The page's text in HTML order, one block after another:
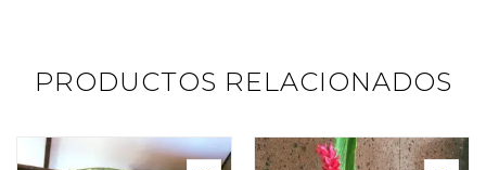
PRODUCTOS RELACIONADOS